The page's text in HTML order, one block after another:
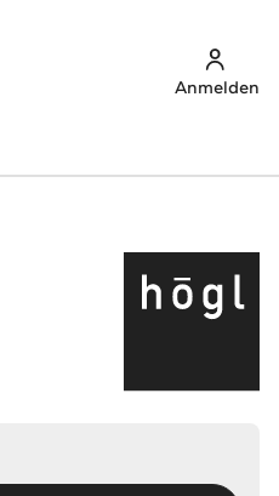
Anmelden